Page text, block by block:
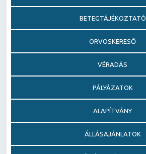
BETEGTÁJÉKOZTATÓ
ORVOSKERESŐ
VÉRADÁS
PÁLYÁZATOK
ALAPÍTVÁNY
ÁLLÁSAJÁNLATOK